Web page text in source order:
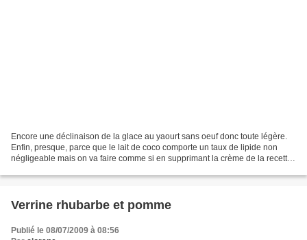
Encore une déclinaison de la glace au yaourt sans oeuf donc toute légère.
Enfin, presque, parce que le lait de coco comporte un taux de lipide non
négligeable mais on va faire comme si en supprimant la crème de la recette.
Verrine rhubarbe et pomme
Publié le 08/07/2009 à 08:56